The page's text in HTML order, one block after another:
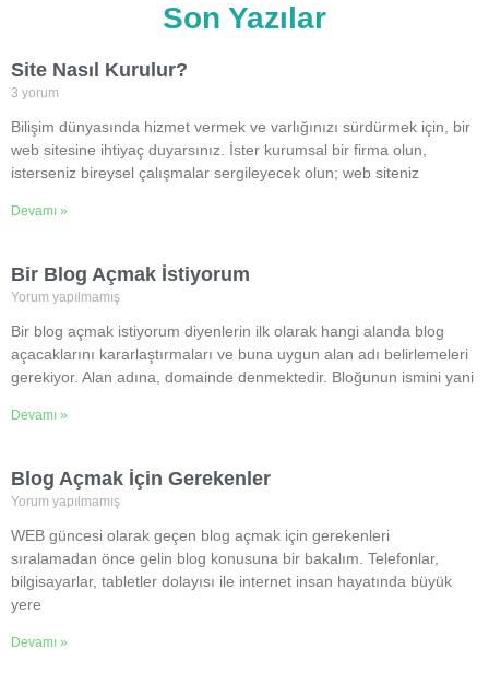
Son Yazılar
Site Nasıl Kurulur?
3 yorum
Bilişim dünyasında hizmet vermek ve varlığınızı sürdürmek için, bir
web sitesine ihtiyaç duyarsınız. İster kurumsal bir firma olun,
isterseniz bireysel çalışmalar sergileyecek olun; web siteniz
Devamı »
Bir Blog Açmak İstiyorum
Yorum yapılmamış
Bir blog açmak istiyorum diyenlerin ilk olarak hangi alanda blog
açacaklarını kararlaştırmaları ve buna uygun alan adı belirlemeleri
gerekiyor. Alan adına, domainde denmektedir. Bloğunun ismini yani
Devamı »
Blog Açmak İçin Gerekenler
Yorum yapılmamış
WEB güncesi olarak geçen blog açmak için gerekenleri
sıralamadan önce gelin blog konusuna bir bakalım. Telefonlar,
bilgisayarlar, tabletler dolayısı ile internet insan hayatında büyük
yere
Devamı »